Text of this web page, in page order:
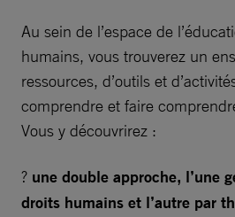
Au sein de l’espace de
humains, vous trouverez un
ressources, d’outils et
comprendre et faire
Vous y découvrirez :
? une double approche, l’une
droits humains et l’autre par